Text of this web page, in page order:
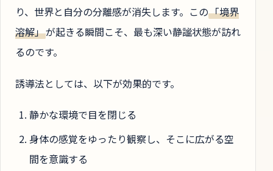
り、世界と自分の分離感が消失します。この「境界
溶解」が起きる瞬間こそ、最も深い静謐状態が訪れ
るのです。
誘導法としては、以下が効果的です。
静かな環境で目を閉じる
身体の感覚をゆったり観察し、そこに広がる空
間を意識する